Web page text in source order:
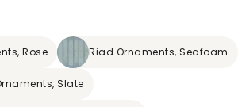
Rose Riad Ornaments, Seafoam
Slate